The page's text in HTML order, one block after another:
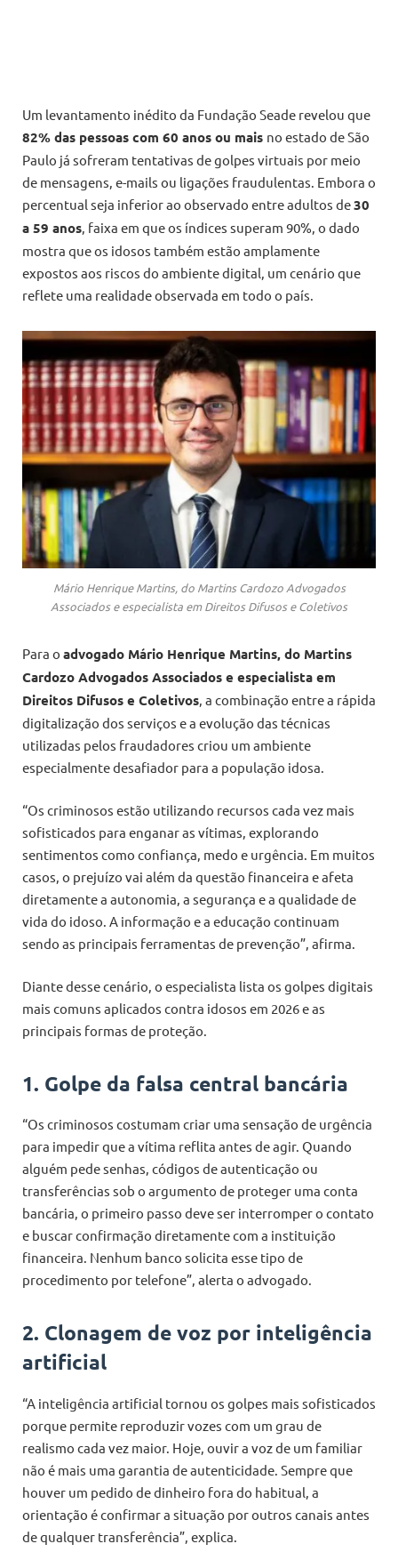
Um levantamento inédito da Fundação Seade revelou que
82% das pessoas com 60 anos ou mais no estado de São
Paulo já sofreram tentativas de golpes virtuais por meio
de mensagens, e-mails ou ligações fraudulentas. Embora o
percentual seja inferior ao observado entre adultos de30
a 59 anos, faixa em que os índices superam 90%, o dado
mostra que os idosos também estão amplamente
expostos aos riscos do ambiente digital, um cenário que
reflete uma realidade observada em todo o país.
Mário Henrique Martins, do Martins Cardozo Advogados
Associados e especialista em Direitos Difusos e Coletivos
Para o advogado Mário Henrique Martins, do Martins
Cardozo Advogados Associados e especialista em
Direitos Difusos e Coletivos, a combinação entre a rápida
digitalização dos serviços e a evolução das técnicas
utilizadas pelos fraudadores criou um ambiente
especialmente desafiador para a população idosa.
“Os criminosos estão utilizando recursos cada vez mais
sofisticados para enganar as vítimas, explorando
sentimentos como confiança, medo e urgência. Em muitos
casos, o prejuízo vai além da questão financeira e afeta
diretamente a autonomia, a segurança e a qualidade de
vida do idoso. A informação e a educação continuam
sendo as principais ferramentas de prevenção”, afirma.
Diante desse cenário, o especialista lista os golpes digitais
mais comuns aplicados contra idosos em 2026 e as
principais formas de proteção.
1. Golpe da falsa central bancária
“Os criminosos costumam criar uma sensação de urgência
para impedir que a vítima reflita antes de agir. Quando
alguém pede senhas, códigos de autenticação ou
transferências sob o argumento de proteger uma conta
bancária, o primeiro passo deve ser interromper o contato
e buscar confirmação diretamente com a instituição
financeira. Nenhum banco solicita esse tipo de
procedimento por telefone”, alerta o advogado.
2. Clonagem de voz por inteligência
artificial
“A inteligência artificial tornou os golpes mais sofisticados
porque permite reproduzir vozes com um grau de
realismo cada vez maior. Hoje, ouvir a voz de um familiar
não é mais uma garantia de autenticidade. Sempre que
houver um pedido de dinheiro fora do habitual, a
orientação é confirmar a situação por outros canais antes
de qualquer transferência”, explica.